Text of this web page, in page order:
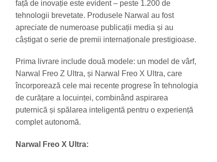
față de inovație este evident – peste 1.200 de
tehnologii brevetate. Produsele Narwal au fost
apreciate de numeroase publicații media și au
câștigat o serie de premii internaționale prestigioase.
Prima livrare include două modele: un model de vârf,
Narwal Freo Z Ultra, și Narwal Freo X Ultra, care
încorporează cele mai recente progrese în tehnologia
de curățare a locuinței, combinând aspirarea
puternică și spălarea inteligentă pentru o experiență
complet autonomă.
Narwal Freo X Ultra: